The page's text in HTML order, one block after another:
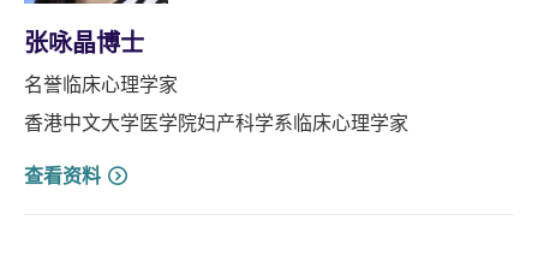
张咏晶博士
名誉临床心理学家
香港中文大学医学院妇产科学系临床心理学家
查看资料